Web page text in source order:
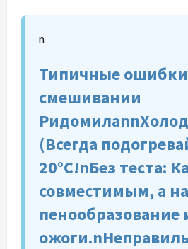
n
Типичные
смешивании
(Всегда
20°C!nБез теста:
совместимым, а
пенообразование